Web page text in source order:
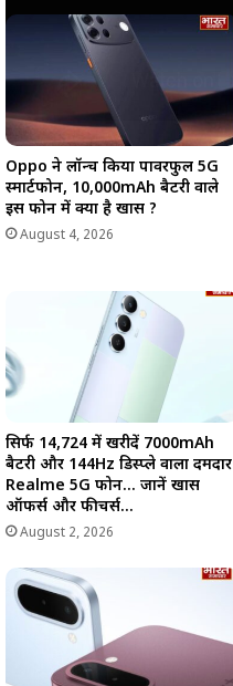
Oppo ने लॉन्च किया पावरफुल 5G
स्मार्टफोन, 10,000mAh बैटरी वाले
इस फोन में क्या है खास ?
August 4, 2026
सिर्फ ₹14,724 में खरीदें 7000mAh
बैटरी और 144Hz डिस्प्ले वाला दमदार
Realme 5G फोन… जानें खास
ऑफर्स और फीचर्स…
August 2, 2026